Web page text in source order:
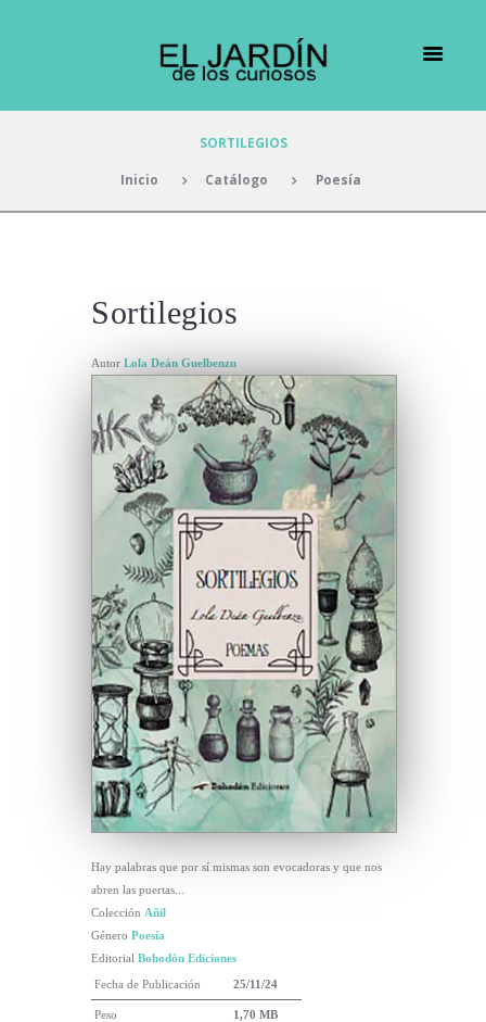
SORTILEGIOS
Inicio Catálogo Poesía
Sortilegios
Autor Lola Deán Guelbenzu
Hay palabras que por sí mismas son evocadoras y que nos
abren las puertas...
Colección Añil
Género Poesía
Editorial Bohodón Ediciones
Fecha de Publicación
25/11/24
Peso 1,70 MB